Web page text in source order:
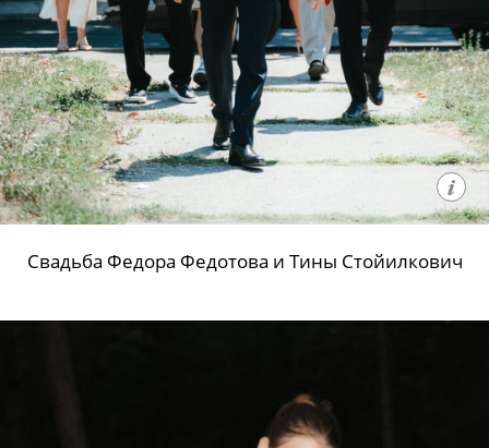
Свадьба Федора Федотова и Тины Стойилкович